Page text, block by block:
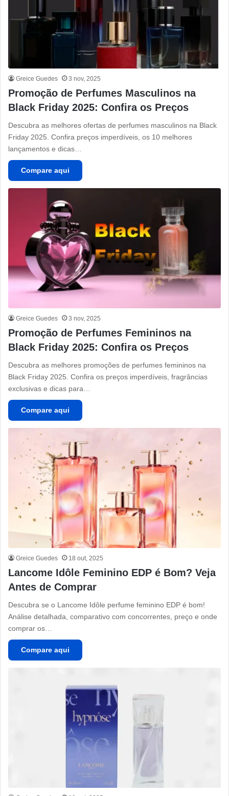
Greice Guedes 3 nov, 2025
Promoção de Perfumes Masculinos na
Black Friday 2025: Confira os Preços
Descubra as melhores ofertas de perfumes masculinos na Black
Friday 2025. Confira preços imperdíveis, os 10 melhores
lançamentos e dicas…
Compare aqui
Greice Guedes 3 nov, 2025
Promoção de Perfumes Femininos na
Black Friday 2025: Confira os Preços
Descubra as melhores promoções de perfumes femininos na
Black Friday 2025. Confira os preços imperdíveis, fragrâncias
exclusivas e dicas para…
Compare aqui
Greice Guedes 18 out, 2025
Lancome Idôle Feminino EDP é Bom? Veja
Antes de Comprar
Descubra se o Lancome Idôle perfume feminino EDP é bom!
Análise detalhada, comparativo com concorrentes, preço e onde
comprar os…
Compare aqui